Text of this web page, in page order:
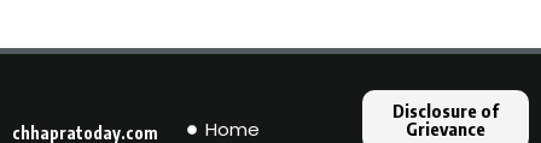
chhapratoday.com
Home
Disclosure of
Grievance